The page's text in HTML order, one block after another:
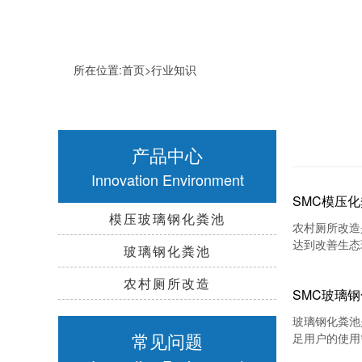
所在位置:首页>行业知识
产品中心
Innovation Environment
模压玻璃钢化粪池
玻璃钢化粪池
农村厕所改造
常见问题
SMC模压
农村厕所改
达到改善生
SMC玻璃
玻璃钢化粪
足用户的使